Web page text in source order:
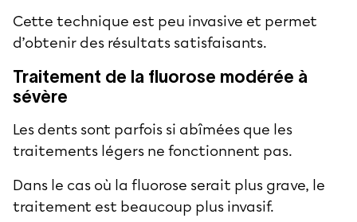
Cette technique est peu invasive et permet
d’obtenir des résultats satisfaisants.
Traitement de la fluorose modérée à
sévère
Les dents sont parfois si abîmées que les
traitements légers ne fonctionnent pas.
Dans le cas où la fluorose serait plus grave, le
traitement est beaucoup plus invasif.